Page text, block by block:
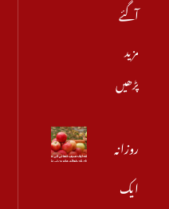
آگئے
مزید
پڑھیں
روزانہ
ایک